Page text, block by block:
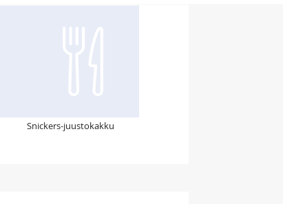
Snickers-juustokakku